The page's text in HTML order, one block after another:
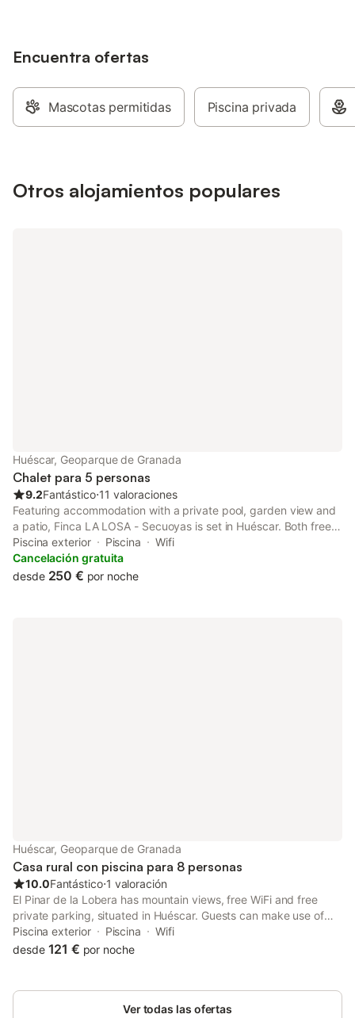
Encuentra ofertas
Mascotas permitidas Piscina privada
Otros alojamientos populares
Huéscar, Geoparque de Granada
Chalet para 5 personas
9.2Fantástico⋅11 valoraciones
Featuring accommodation with a private pool, garden view and
a patio, Finca LA LOSA - Secuoyas is set in Huéscar. Both free
WiFi and parking on-site are available at the holiday home free
of charge.
Piscina exterior Piscina
Wifi
Cancelación gratuita
desde 250 € por noche
Huéscar, Geoparque de Granada
Casa rural con piscina para 8 personas
10.0Fantástico⋅1 valoración
El Pinar de la Lobera has mountain views, free WiFi and free
private parking, situated in Huéscar. Guests can make use of
the outdoor pool or the barbecue, or enjoy views of the garden
and quiet street.
Piscina exterior Piscina
Wifi
desde 121 € por noche
Ver todas las ofertas